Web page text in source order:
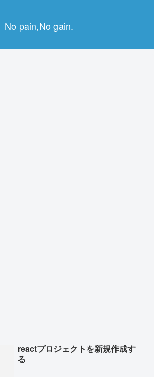
No pain,No gain.
reactプロジェクトを新規作成す
る